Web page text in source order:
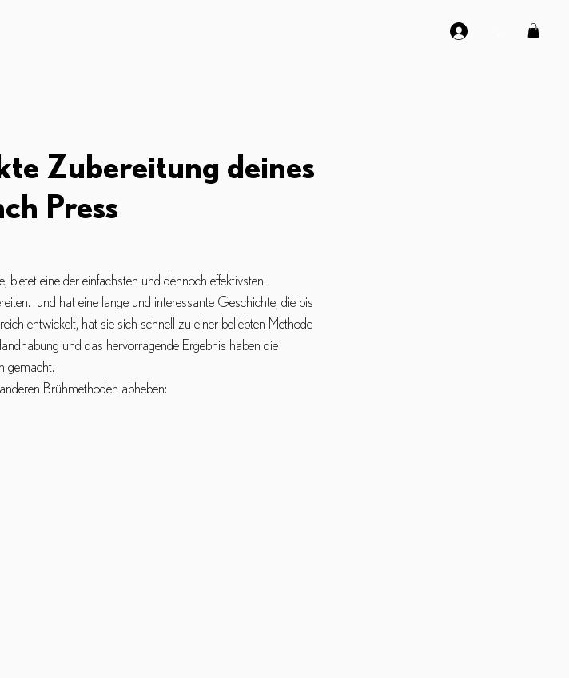
Zubereitung deines
Press
eine der einfachsten und dennoch effektivsten
und hat eine lange und interessante Geschichte, die bis
entwickelt, hat sie sich schnell zu einer beliebten Methode
und das hervorragende Ergebnis haben die
gemacht.
Brühmethoden abheben: